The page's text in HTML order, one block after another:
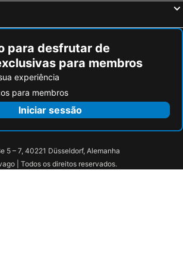
para desfrutar de
para membros
experiência
para membros
Iniciar sessão
5 – 7, 40221 Düsseldorf, Alemanha
| Todos os direitos reservados.